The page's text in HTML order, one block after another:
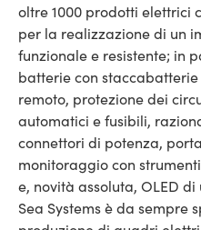
oltre 1000 prodotti elettrici
per la realizzazione di un
funzionale e resistente; in
batterie con
remoto, protezione dei
automatici e fusibili,
connettori di potenza,
monitoraggio con
e, novità assoluta, OLED
Sea Systems è da sempre